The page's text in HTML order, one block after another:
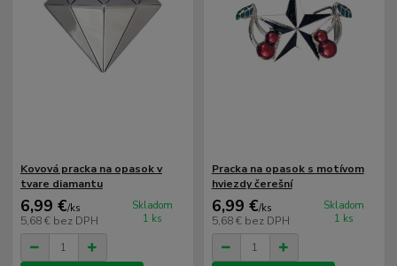
Kovová pracka na opasok v
tvare diamantu
6,99 €/ks
5,68 € bez DPH
Skladom
1 ks
Pracka na opasok s motívom
hviezdy čerešní
6,99 €/ks
5,68 € bez DPH
Skladom
1 ks